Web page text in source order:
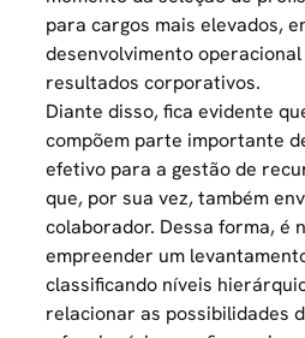
para cargos mais elevados,
desenvolvimento
resultados corporativos.
Diante disso, fica evidente
compõem parte importante
efetivo para a gestão de
que, por sua vez, também
colaborador. Dessa forma, é
empreender um
classificando níveis
relacionar as possibilidades